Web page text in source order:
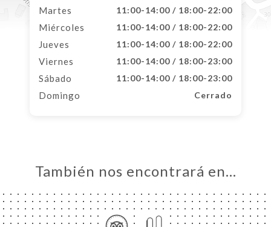
Martes 11:00-14:00 / 18:00-22:00
Miércoles 11:00-14:00 / 18:00-22:00
Jueves 11:00-14:00 / 18:00-22:00
Viernes 11:00-14:00 / 18:00-23:00
Sábado 11:00-14:00 / 18:00-23:00
Domingo Cerrado
También nos encontrará en…